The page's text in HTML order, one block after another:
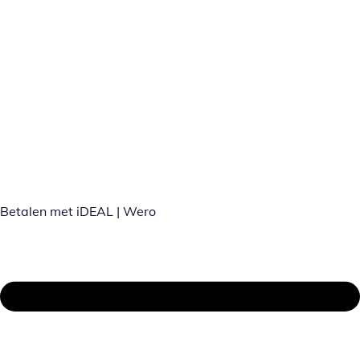
Betalen met iDEAL | Wero